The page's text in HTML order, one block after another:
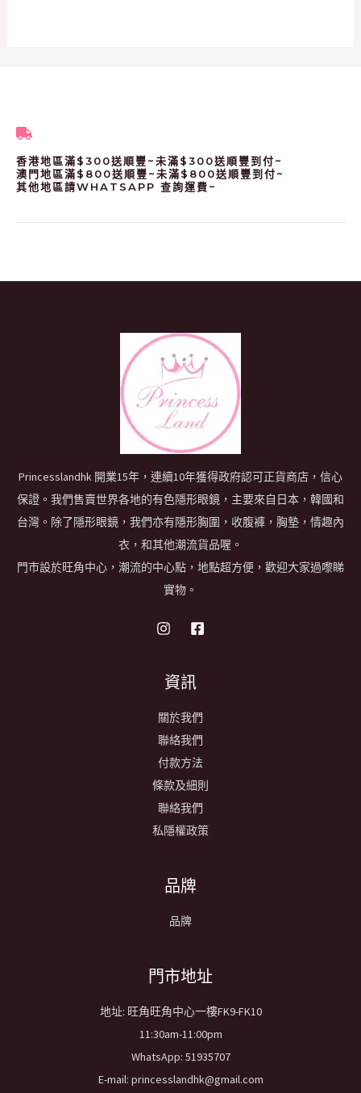
香港地區滿$300送順豐~未滿$300送順豐到付~
澳門地區滿$800送順豐~未滿$800送順豐到付~
其他地區請WHATSAPP 查詢運費~
Princesslandhk 開業15年，連續10年獲得政府認可正貨商店，信心
保證。我們售賣世界各地的有色隱形眼鏡，主要來自日本，韓國和
台灣。除了隱形眼鏡，我們亦有隱形胸圍，收腹褲，胸墊，情趣內
衣，和其他潮流貨品喔。
門市設於旺角中心，潮流的中心點，地點超方便，歡迎大家過嚟睇
實物。
資訊
關於我們
聯絡我們
付款方法
條款及細則
聯絡我們
私隱權政策
品牌
品牌
​門市地址
地址: 旺角旺角中心一樓FK9-FK10
11:30am-11:00pm
WhatsApp: 51935707
E-mail: princesslandhk@gmail.com